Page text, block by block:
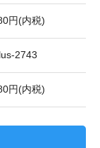
円(内税)
2743
円(内税)